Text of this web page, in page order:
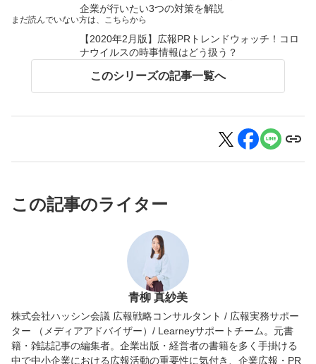
企業が行いたい3つの対策を解説
まだ読んでいない方は、こちらから
【2020年2月版】広報PRトレンドウォッチ！コロ
ナウイルスの時事情報はどう扱う？
このシリーズの記事一覧へ
この記事のライター
青柳 真紗美
株式会社ハッシン会議 広報戦略コンサルタント / 広報実務サポー
ター （メディアアドバイザー）/ Learneyサポートチーム。元書
籍・雑誌記事の編集者。企業出版・経営者の書籍を多く手掛ける
中で中小企業における広報活動の重要性に気付き、企業広報・PR